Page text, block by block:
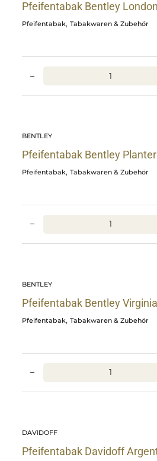
London
Carmine
Pfeifentabak Bentley
Pfeifentabak, Tabakwaren & Zubehör
−
Bentley
Planters
Purpure
BENTLEY
Pfeifentabak Bentley
Pfeifentabak, Tabakwaren & Zubehör
−
Bentley
Virginia
Ruby
BENTLEY
Pfeifentabak Bentley
Pfeifentabak, Tabakwaren & Zubehör
−
Davidoff
Argentina
DAVIDOFF
Pfeifentabak Davidoff